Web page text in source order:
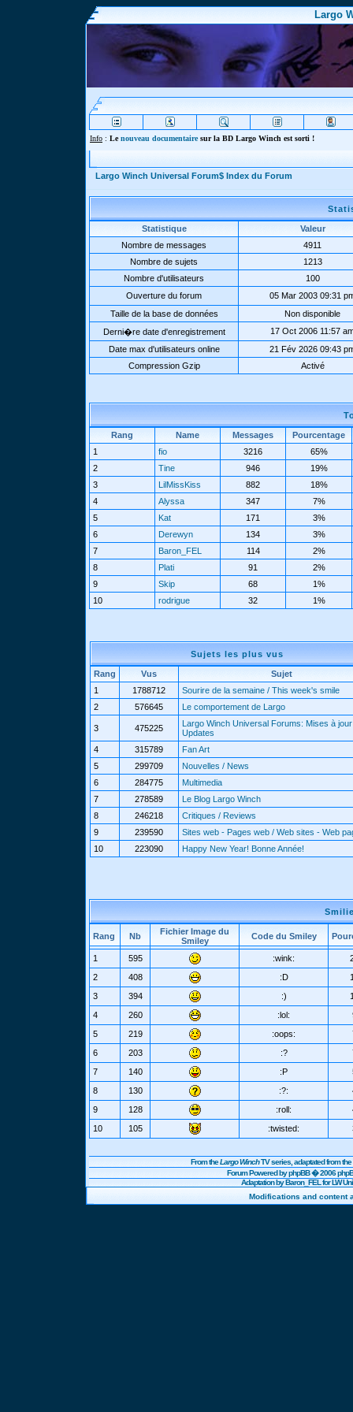
Largo
Info : Lenouveau documentairesur la BD Largo Winch est sorti !
Largo Winch Universal Forum$ Index du Forum
Statistique
Valeur
Nombre de messages
4911
Nombre de sujets
1213
Nombre d'utilisateurs
100
Ouverture du forum
05 Mar 2003 09:31
Taille de la base de données
Non disponible
Derni�re date d'enregistrement
17 Oct 2006 11:57
Date max d'utilisateurs online
21 Fév 2026 09:43
Compression Gzip
Activé
Rang Name Messages
Pourcentage
1
fio 3216
65%
2
Tine 946
19%
3
LilMissKiss 882
18%
4
Alyssa 347
7%
5
Kat 171
3%
6
Derewyn 134
3%
7
Baron_FEL 114
2%
8
Plati 91
2%
9
Skip 68
1%
10
rodrigue 32 1%
Sujets les plus vus
Rang Vus
Sujet
1
1788712
Sourire de la semaine / This week's smile
2
576645 Le comportement de Largo
3 475225
Largo Winch Universal Forums: Mises à
Updates
4
315789
Fan Art
5
299709
Nouvelles / News
6
284775
Multimedia
7
278589
Le Blog Largo Winch
8
246218
Critiques / Reviews
9
239590
Sites web - Pages web / Web sites - Web
10
223090 Happy New Year! Bonne Année!
Rang Nb
Fichier Image du
Smiley
Code du Smiley
1 595 :wink:
2
408 :D
3
394 :)
4
260 :lol:
5
219 :oops:
6
203 :?
7
140 :P
8
130 :?:
9
128 :roll:
10
105 :twisted:
From theLargo WinchTV series, adaptated from
Forum Powered byphpBB� 2006
Adaptation by Baron_FEL for LW
Modifications and content